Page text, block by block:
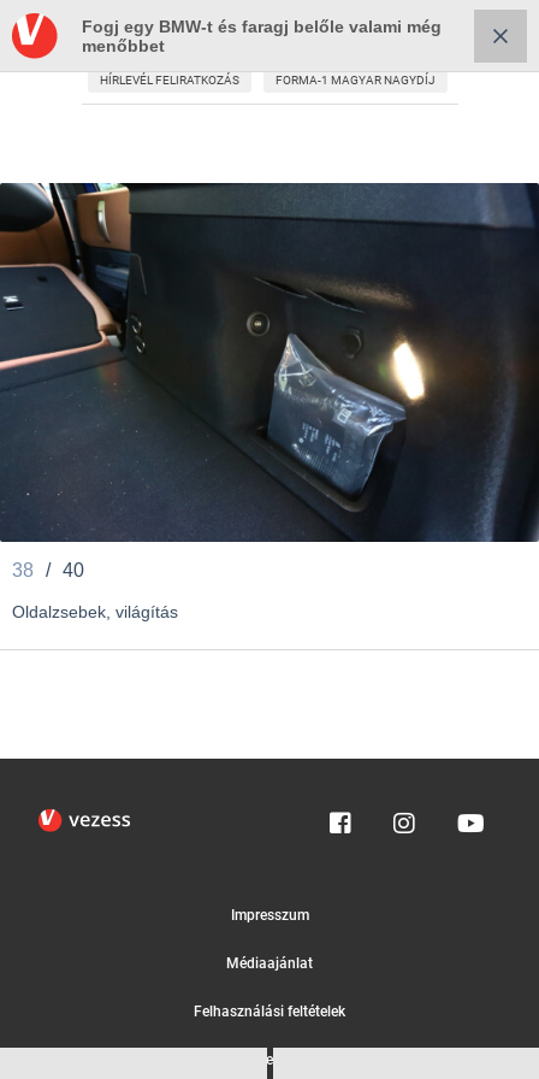
HÍRLEVÉL FELIRATKOZÁS FORMA-1 MAGYAR NAGYDÍJ
Fogj egy BMW-t és faragj belőle valami még
menőbbet
38 / 40
Oldalzsebek, világítás
Impresszum
Médiaajánlat
Felhasználási feltételek
Egyedi adatkezelési tájékoztató